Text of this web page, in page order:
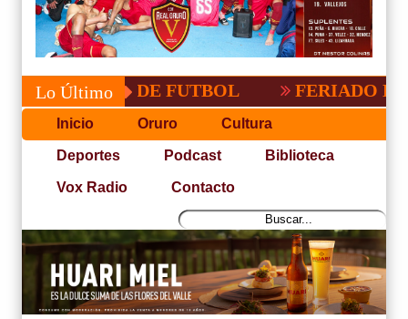
Lo Último
PACEÑA DE FUTBOL FERIADO LARGO
Inicio Oruro Cultura
Deportes Podcast Biblioteca
Vox Radio Contacto